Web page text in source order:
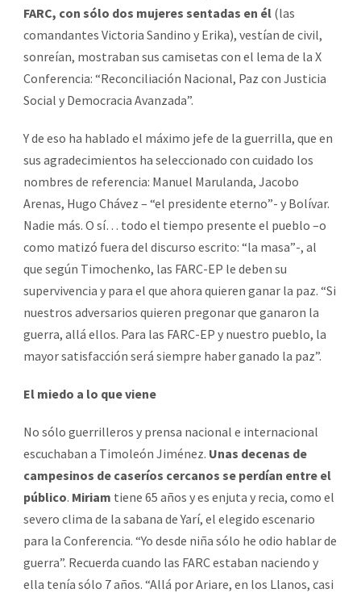
FARC, con sólo dos mujeres sentadas en él (las
comandantes Victoria Sandino y Erika), vestían de civil,
sonreían, mostraban sus camisetas con el lema de la X
Conferencia: “Reconciliación Nacional, Paz con Justicia
Social y Democracia Avanzada”.
Y de eso ha hablado el máximo jefe de la guerrilla, que en
sus agradecimientos ha seleccionado con cuidado los
nombres de referencia: Manuel Marulanda, Jacobo
Arenas, Hugo Chávez – “el presidente eterno”- y Bolívar.
Nadie más. O sí… todo el tiempo presente el pueblo –o
como matizó fuera del discurso escrito: “la masa”-, al
que según Timochenko, las FARC-EP le deben su
supervivencia y para el que ahora quieren ganar la paz. “Si
nuestros adversarios quieren pregonar que ganaron la
guerra, allá ellos. Para las FARC-EP y nuestro pueblo, la
mayor satisfacción será siempre haber ganado la paz”.
El miedo a lo que viene
No sólo guerrilleros y prensa nacional e internacional
escuchaban a Timoleón Jiménez. Unas decenas de
campesinos de caseríos cercanos se perdían entre el
público. Miriam tiene 65 años y es enjuta y recia, como el
severo clima de la sabana de Yarí, el elegido escenario
para la Conferencia. “Yo desde niña sólo he odio hablar de
guerra”. Recuerda cuando las FARC estaban naciendo y
ella tenía sólo 7 años. “Allá por Ariare, en los Llanos, casi